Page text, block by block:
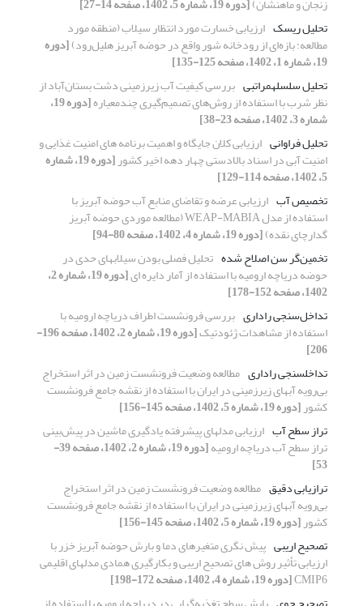
تحلیل ریسک ارزیابی خسارت مورد انتظار سیلاب‌ (منطقه مورد
مطالعه: بازه‌ای از رودخانه شور واقع در حوضه آبریز هلیل‌رود)[دوره
19، شماره 1، 1402، صفحه 125-135]
تحلیل سلسله‎مراتبی
بررسی کیفیت آب زیرزمینی دشت بستان‌آباد از
نظر شرب با استفاده از روش‌های تصمیم‌گیری چندمعیاره [دوره 19،
شماره 3، 1402، صفحه 23-38]
تحلیل فراوانی ارزیابی کلان جایگاه و اهمیت برنامه های امنیت غذایی و
امنیت آبی در اسناد بالادستی چهار دهه اخیر کشور [دوره 19، شماره
5، 1402، صفحه 114-129]
تخصیص آب ارزیابی عرضه و تقاضای منابع آب حوضه آبریز با
استفاده از مدل WEAP-MABIA (مطالعه موردی حوضه آبریز
گدارچای نقده)[دوره 19، شماره 4، 1402، صفحه 80-94]
تخمین‌گر سن اصلاح شده تحلیل فصلی بودن سیلابهای حدی در
حوضه دریاچه ارومیه با استفاده از آمار دایره ای [دوره 19، شماره 2،
1402، صفحه 152-178]
تداخل‌سنجی راداری بررسی فرونشست اطراف دریاچه ارومیه با
استفاده از مشاهدات ژئودتیک [دوره 19، شماره 2، 1402، صفحه 196-
206]
تداخل‎سنجی راداری
مطالعه وضعیت فرونشست زمین در اثر استخراج
بی‌رویه آبهای زیرزمینی در ایران با استفاده از نقشه جامع فرونشست
کشور[دوره 19، شماره 5، 1402، صفحه 145-156]
تراز سطح آب ارزیابی مدلهای پیشرفته یادگیری ماشین در پیش‌بینی
تراز سطح آب دریاچه ارومیه [دوره 19، شماره 2، 1402، صفحه 39-
53]
ترازیابی دقیق مطالعه وضعیت فرونشست زمین در اثر استخراج
بی‌رویه آبهای زیرزمینی در ایران با استفاده از نقشه جامع فرونشست
کشور[دوره 19، شماره 5، 1402، صفحه 145-156]
تصحیح اریبی پیش نگری متغیرهای دما و بارش حوضه آبریز خزر با
ارزیابی تأثیر روش های تصحیح اریبی و بکارگیری همادی مدل‎های اقلیمی
CMIP6[دوره 19، شماره 4، 1402، صفحه 172-198]